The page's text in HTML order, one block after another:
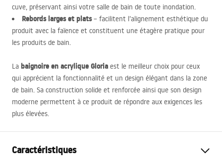
cuve, préservant ainsi votre salle de bain de toute inondation.
Rebords larges et plats– facilitent l’alignement esthétique du
produit avec la faïence et constituent une étagère pratique pour
les produits de bain.
La baignoire en acrylique Gloria est le meilleur choix pour ceux
qui apprécient la fonctionnalité et un design élégant dans la zone
de bain. Sa construction solide et renforcée ainsi que son design
moderne permettent à ce produit de répondre aux exigences les
plus élevées.
Caractéristiques